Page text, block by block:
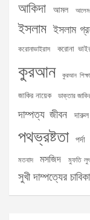
আকিদা আমল
ইসলাম ইসলাম
করোনাভাইরাস করোনা
কুরআন কুরআন শিক্ষা
জাকির নায়েক ডাক্তার
দাম্পত্য জীবন
পথভ্রষ্টতা পর্দা
মতবাদ মসজিদ মুফতি
সুখী দাম্পত্যের